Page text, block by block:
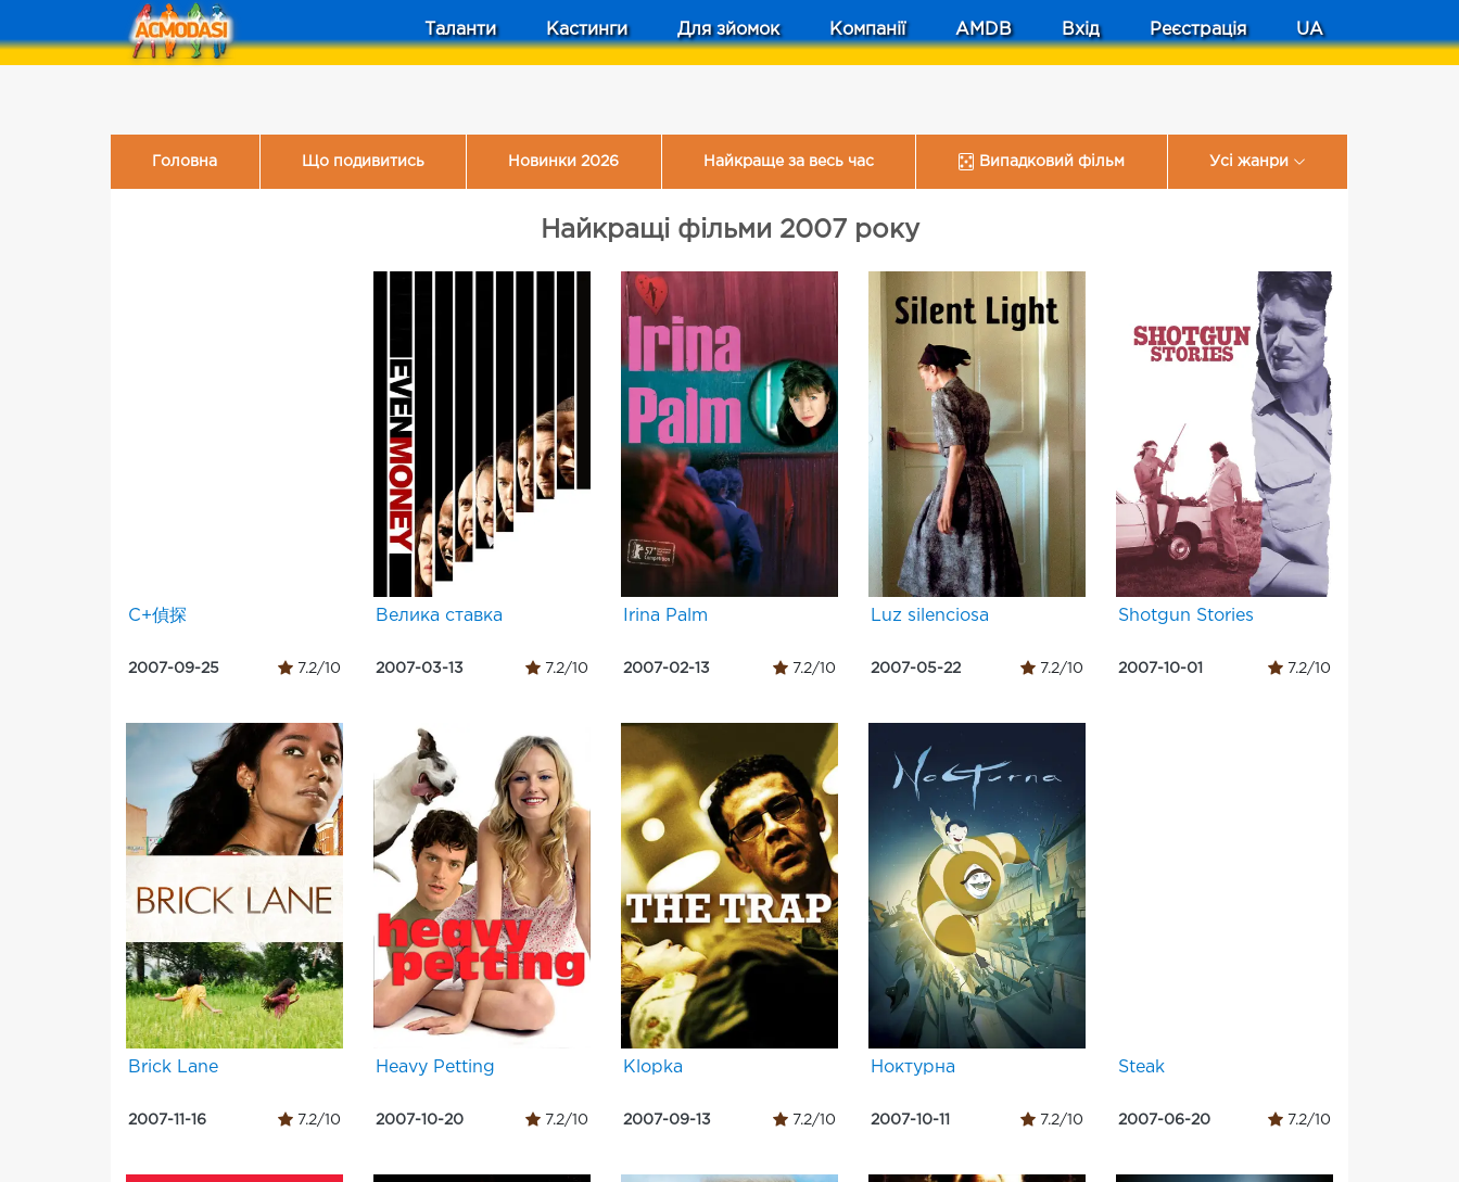
Таланти Кастинги Для зйомок Компанії AMDB Вхід Реєстрація UA
Головна Що подивитись Новинки 2026 Найкраще за весь час Випадковий фільм Усі жанри
Найкращі фільми 2007 року
C+偵探
2007-09-25 7.2/10
Велика ставка
2007-03-13 7.2/10
Irina Palm
2007-02-13 7.2/10
Luz silenciosa
2007-05-22 7.2/10
Shotgun Stories
2007-10-01 7.2/10
Brick Lane
2007-11-16 7.2/10
Heavy Petting
2007-10-20 7.2/10
Klopka
2007-09-13 7.2/10
Ноктурна
2007-10-11 7.2/10
Steak
2007-06-20 7.2/10